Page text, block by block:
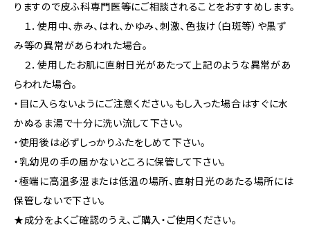
りますので皮ふ科専門医等にご相談されることをおすすめします。
１．使用中、赤み、はれ、かゆみ、刺激、色抜け（白斑等）や黒ず
み等の異常があらわれた場合。
２．使用したお肌に直射日光があたって上記のような異常があ
らわれた場合。
・目に入らないようにご注意ください。もし入った場合はすぐに水
かぬるま湯で十分に洗い流して下さい。
・使用後は必ずしっかりふたをしめて下さい。
・乳幼児の手の届かないところに保管して下さい。
・極端に高温多湿または低温の場所、直射日光のあたる場所には
保管しないで下さい。
★成分をよくご確認のうえ、ご購入・ご使用ください。